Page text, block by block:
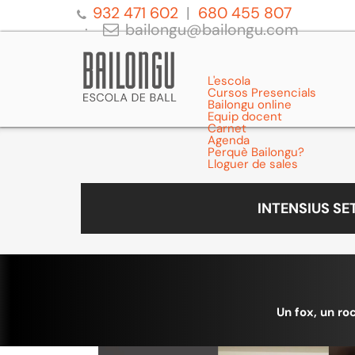
932 471 602
680 455 807
bailongu@bailongu.com
L'escola
Cursos Presencials
Bailongu online
Equip docent
Carnet
Agenda
Perquè Bailongu?
Lloguer de sales
INTENSIUS
Un fox, un